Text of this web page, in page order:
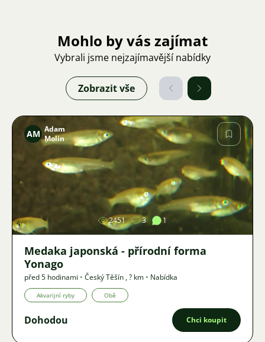
Mohlo by vás zajímat
Vybrali jsme nejzajímavější nabídky
Zobrazit vše
Obrázek
AM Adam
Molin
2451 3 1
Medaka japonská - přírodní forma
Yonago
před 5 hodinami • Český Těšín ,? km • Nabídka
Akvarijní ryby Obě
Dohodou Chci koupit